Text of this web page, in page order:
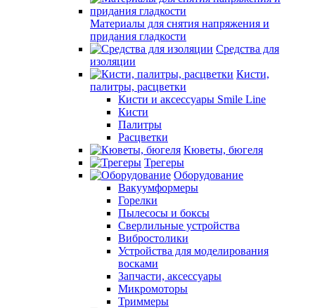
Материалы для снятия напряжения и
придания гладкости
Средства для
изоляции
Кисти,
палитры, расцветки
Кисти и аксессуары Smile Line
Кисти
Палитры
Расцветки
Кюветы, бюгеля
Трегеры
Оборудование
Вакуумформеры
Горелки
Пылесосы и боксы
Сверлильные устройства
Вибростолики
Устройства для моделирования
восками
Запчасти, аксессуары
Микромоторы
Триммеры